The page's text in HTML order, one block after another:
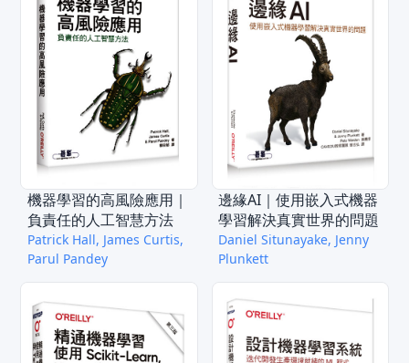
機器學習的高風險應用｜
負責任的人工智慧方法
Patrick Hall, James Curtis,
Parul Pandey
邊緣AI｜使用嵌入式機器
學習解決真實世界的問題
Daniel Situnayake, Jenny
Plunkett